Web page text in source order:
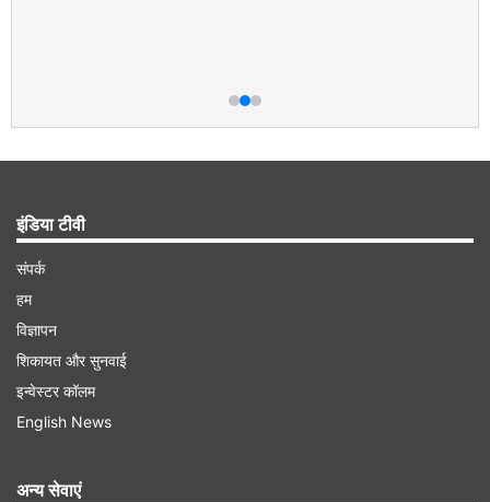
इंडिया टीवी
संपर्क
हम
विज्ञापन
शिकायत और सुनवाई
इन्वेस्टर कॉलम
English News
अन्य सेवाएं